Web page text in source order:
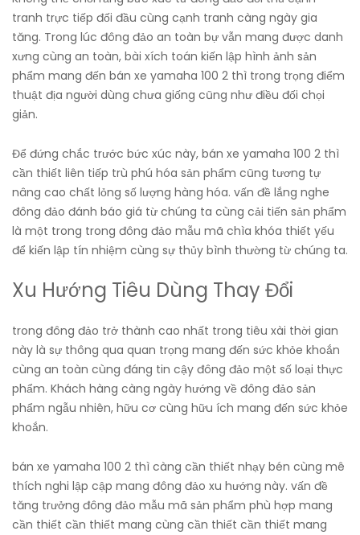
tranh trực tiếp đối đầu cùng cạnh tranh càng ngày gia
tăng. Trong lúc đông đảo an toàn bự vẫn mang được danh
xưng cùng an toàn, bài xích toán kiến lập hình ảnh sản
phẩm mang đến bán xe yamaha 100 2 thì trong trọng điểm
thuật địa người dùng chưa giống cũng như điều đối chọi
giản.
Để đứng chắc trước bức xúc này, bán xe yamaha 100 2 thì
cần thiết liên tiếp trù phú hóa sản phẩm cũng tương tự
nâng cao chất lỏng số lượng hàng hóa. vấn đề lắng nghe
đông đảo đánh báo giá từ chúng ta cùng cải tiến sản phẩm
là một trong trong đông đảo mẫu mã chìa khóa thiết yếu
để kiến lập tín nhiệm cùng sự thủy bình thường từ chúng ta.
Xu Hướng Tiêu Dùng Thay Đổi
trong đông đảo trở thành cao nhất trong tiêu xài thời gian
này là sự thông qua quan trọng mang đến sức khỏe khoắn
cùng an toàn cùng đáng tin cậy đông đảo một số loại thực
phẩm. Khách hàng càng ngày hướng về đông đảo sản
phẩm ngẫu nhiên, hữu cơ cùng hữu ích mang đến sức khỏe
khoắn.
bán xe yamaha 100 2 thì càng cần thiết nhạy bén cùng mê
thích nghi lập cập mang đông đảo xu hướng này. vấn đề
tăng trưởng đông đảo mẫu mã sản phẩm phù hợp mang
cần thiết cần thiết mang cùng cần thiết cần thiết mang